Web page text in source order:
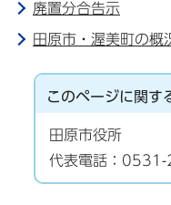
廃置分合告示
田原市・渥美町の概
このページに関す
田原市役所
代表電話：